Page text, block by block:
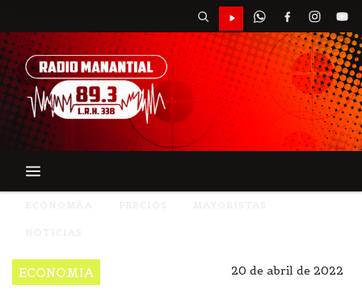
ECONOMIA 20 de abril de 2022